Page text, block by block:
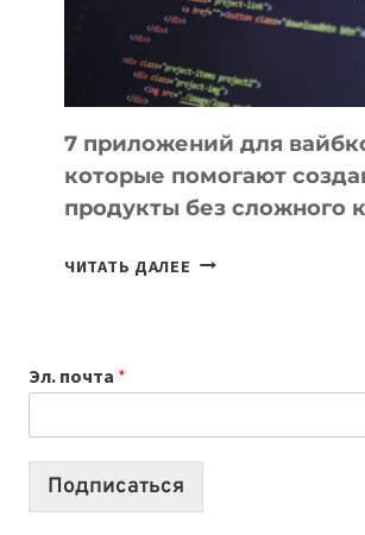
7 приложений для
которые помогают
продукты без сложного
ЧИТАТЬ ДАЛЕЕ
СОЗДАВАТЬ
ПРОДУКТЫ
Эл. почта *
Подписаться